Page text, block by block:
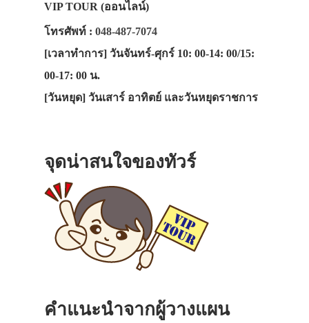
VIP TOUR (ออนไลน์)
โทรศัพท์ : 048-487-7074
[เวลาทำการ] วันจันทร์-ศุกร์ 10: 00-14: 00/15:
00-17: 00 น.
[วันหยุด] วันเสาร์ อาทิตย์ และวันหยุดราชการ
จุดน่าสนใจของทัวร์
คำแนะนำจากผู้วางแผน